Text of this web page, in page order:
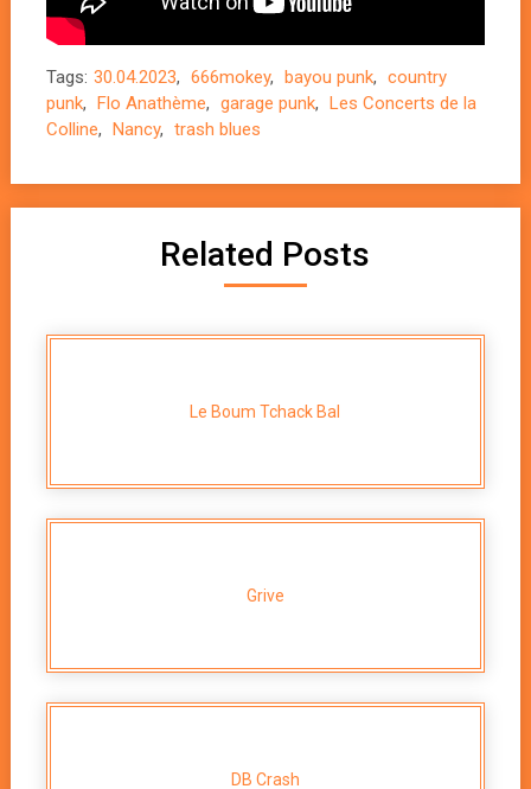
Tags: 30.04.2023, 666mokey, bayou punk, country
punk, Flo Anathème, garage punk, Les Concerts de la
Colline, Nancy, trash blues
Related Posts
Le Boum Tchack Bal
Grive
DB Crash